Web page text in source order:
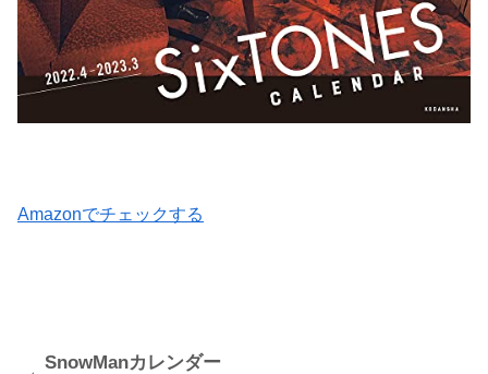
Amazonでチェックする
SnowManカレンダー